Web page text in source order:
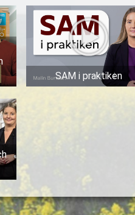
SAM i praktiken